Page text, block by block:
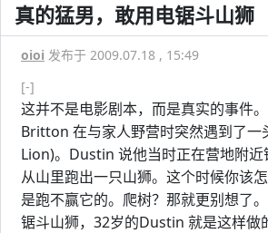
真的猛男，敢用电锯斗山狮
oioi 发布于 2009.07.18 , 15:49
[-]
这并不是电影剧本，而是真实的事件
Britton 在与家人野营时突然遇到了
Lion)。Dustin 说他当时正在营地附近
从山里跑出一只山狮。这个时候你该
是跑不赢它的。爬树？那就更别想了
锯斗山狮，32岁的Dustin 就是这样做